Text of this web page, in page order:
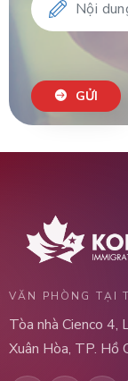
GỬI
VĂN PHÒNG TẠI
Tòa nhà Cienco 4,
Xuân Hòa, TP. Hồ